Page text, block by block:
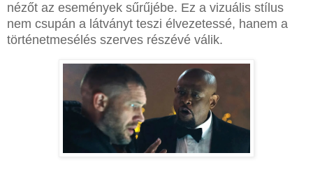
nézőt az események sűrűjébe. Ez a vizuális stílus
nem csupán a látványt teszi élvezetessé, hanem a
történetmesélés szerves részévé válik.